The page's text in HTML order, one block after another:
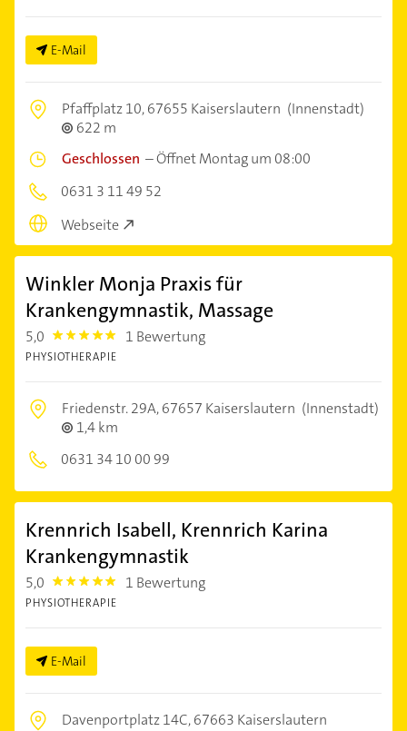
E-Mail
Pfaffplatz 10,67655 Kaiserslautern (Innenstadt)
622 m
Geschlossen –Öffnet Montag um 08:00
0631 3 11 49 52
Webseite
Winkler Monja Praxis für
Krankengymnastik, Massage
5,0 5.0 1 Bewertung
PHYSIOTHERAPIE
Friedenstr. 29A,67657 Kaiserslautern (Innenstadt)
1,4 km
0631 34 10 00 99
Krennrich Isabell, Krennrich Karina
Krankengymnastik
5,0 5.0 1 Bewertung
PHYSIOTHERAPIE
E-Mail
Davenportplatz 14C,67663 Kaiserslautern